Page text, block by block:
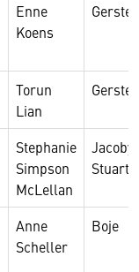
Enne
Koens
Torun
Lian
Stephanie
Simpson
McLellan
Jacoby
Stuart
Anne
Scheller
Boje